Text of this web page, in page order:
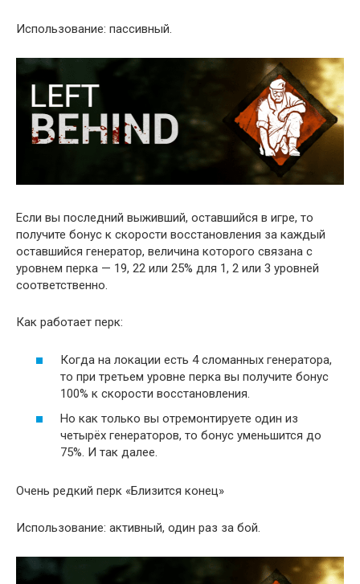
Использование: пассивный.
Если вы последний выживший, оставшийся в игре, то
получите бонус к скорости восстановления за каждый
оставшийся генератор, величина которого связана с
уровнем перка — 19, 22 или 25% для 1, 2 или 3 уровней
соответственно.
Как работает перк:
Когда на локации есть 4 сломанных генератора,
то при третьем уровне перка вы получите бонус
100% к скорости восстановления.
Но как только вы отремонтируете один из
четырёх генераторов, то бонус уменьшится до
75%. И так далее.
Очень редкий перк «Близится конец»
Использование: активный, один раз за бой.